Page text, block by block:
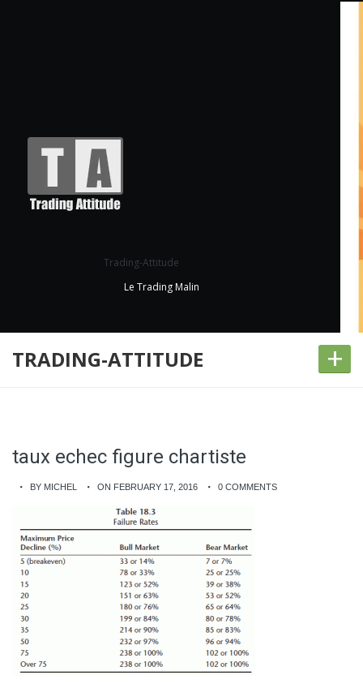
Trading-Attitude
Le Trading Malin
TRADING-ATTITUDE +
taux echec figure chartiste
BY MICHEL ON FEBRUARY 17, 2016 0 COMMENTS